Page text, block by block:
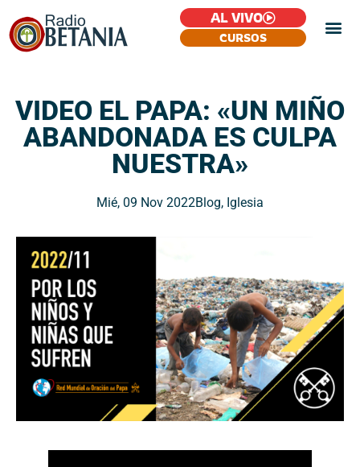
AL VIVO
CURSOS
VIDEO EL PAPA: «UN MIÑO
ABANDONADA ES CULPA
NUESTRA»
Mié, 09 Nov 2022Blog, Iglesia